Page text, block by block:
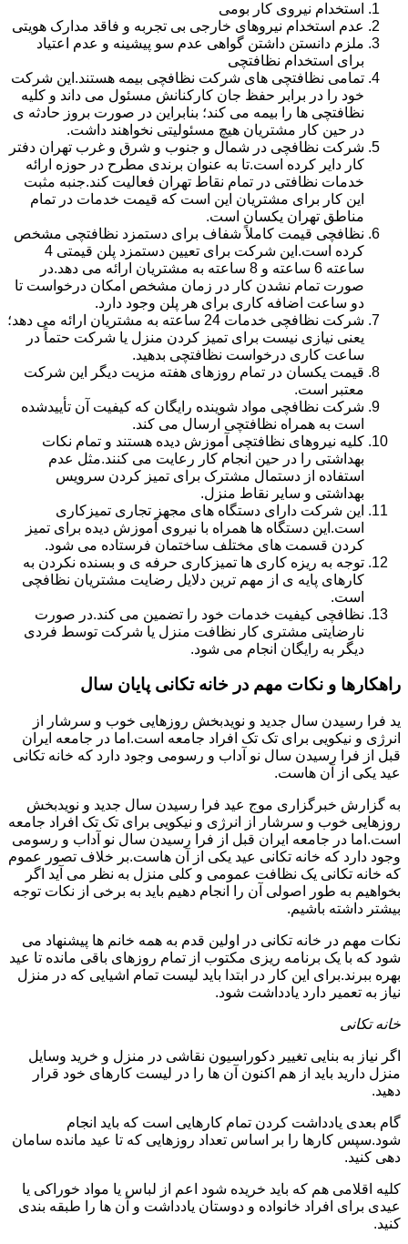
استخدام نیروی کار بومی
عدم استخدام نیروهای خارجی بی تجربه و فاقد مدارک هویتی
ملزم دانستن داشتن گواهی عدم سو پیشینه و عدم اعتیاد
برای استخدام نظافتچی
تمامی نظافتچی های شرکت نظافچی بیمه هستند.این شرکت
خود را در برابر حفظ جان کارکنانش مسئول می داند و کلیه
نظافتچی ها را بیمه می کند؛ بنابراین در صورت بروز حادثه ی
در حین کار مشتریان هیچ مسئولیتی نخواهند داشت.
شرکت نظافچی در شمال و جنوب و شرق و غرب تهران دفتر
کار دایر کرده است.تا به عنوان برندی مطرح در حوزه ارائه
خدمات نظافتی در تمام نقاط تهران فعالیت کند.جنبه مثبت
این کار برای مشتریان این است که قیمت خدمات در تمام
مناطق تهران یکسان است.
نظافچی قیمت کاملاً شفاف برای دستمزد نظافتچی مشخص
کرده است.این شرکت برای تعیین دستمزد پلن قیمتی 4
ساعته 6 ساعته و 8 ساعته به مشتریان ارائه می دهد.در
صورت تمام نشدن کار در زمان مشخص امکان درخواست تا
دو ساعت اضافه کاری برای هر پلن وجود دارد.
شرکت نظافچی خدمات 24 ساعته به مشتریان ارائه می دهد؛
یعنی نیازی نیست برای تمیز کردن منزل یا شرکت حتماً در
ساعت کاری درخواست نظافتچی بدهید.
قیمت یکسان در تمام روزهای هفته مزیت دیگر این شرکت
معتبر است.
شرکت نظافچی مواد شوینده رایگان که کیفیت آن تأییدشده
است به همراه نظافتچی ارسال می کند.
کلیه نیروهای نظافتچی آموزش دیده هستند و تمام نکات
بهداشتی را در حین انجام کار رعایت می کنند.مثل عدم
استفاده از دستمال مشترک برای تمیز کردن سرویس
بهداشتی و سایر نقاط منزل.
این شرکت دارای دستگاه های مجهز تجاری تمیزکاری
است.این دستگاه ها همراه با نیروی آموزش دیده برای تمیز
کردن قسمت های مختلف ساختمان فرستاده می شود.
توجه به ریزه کاری ها تمیزکاری حرفه ی و بسنده نکردن به
کارهای پایه ی از مهم ترین دلایل رضایت مشتریان نظافچی
است.
نظافچی کیفیت خدمات خود را تضمین می کند.در صورت
نارضایتی مشتری کار نظافت منزل یا شرکت توسط فردی
دیگر به رایگان انجام می شود.
راهکارها و نکات مهم در خانه تکانی پایان سال
ید فرا رسیدن سال جدید و نویدبخش روزهایی خوب و سرشار از
انرژی و نیکویی برای تک تک افراد جامعه است.اما در جامعه ایران
قبل از فرا رسیدن سال نو آداب و رسومی وجود دارد که خانه تکانی
عید یکی از آن هاست.
به گزارش خبرگزاری موج عید فرا رسیدن سال جدید و نویدبخش
روزهایی خوب و سرشار از انرژی و نیکویی برای تک تک افراد جامعه
است.اما در جامعه ایران قبل از فرا رسیدن سال نو آداب و رسومی
وجود دارد که خانه تکانی عید یکی از آن هاست.بر خلاف تصور عموم
که خانه تکانی یک نظافت عمومی و کلی منزل به نظر می آید اگر
بخواهیم به طور اصولی آن را انجام دهیم باید به برخی از نکات توجه
بیشتر داشته باشیم.
نکات مهم در خانه تکانی در اولین قدم به همه خانم ها پیشنهاد می
شود که با یک برنامه ریزی مکتوب از تمام روزهای باقی مانده تا عید
بهره ببرند.برای این کار در ابتدا باید لیست تمام اشیایی که در منزل
نیاز به تعمیر دارد یادداشت شود.
خانه تکانی
اگر نیاز به بنایی تغییر دکوراسیون نقاشی در منزل و خرید وسایل
منزل دارید باید از هم اکنون آن ها را در لیست کارهای خود قرار
دهید.
گام بعدی یادداشت کردن تمام کارهایی است که باید انجام
شود.سپس کارها را بر اساس تعداد روزهایی که تا عید مانده سامان
دهی کنید.
کلیه اقلامی هم که باید خریده شود اعم از لباس یا مواد خوراکی یا
عیدی برای افراد خانواده و دوستان یادداشت و آن ها را طبقه بندی
کنید.